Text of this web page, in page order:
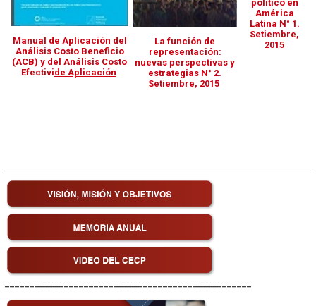
Manual de Aplicación del
Análisis Costo Beneficio
(ACB) y del Análisis Costo
Efectivide Aplicación
La función de
representación:
nuevas perspectivas y
estrategias N° 2.
Setiembre, 2015
político en
América
Latina N° 1.
Setiembre,
2015
__________________________________________________